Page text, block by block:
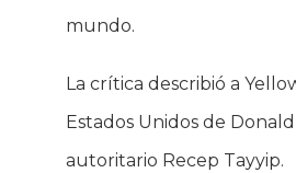
mundo.
La crítica describió a
Estados Unidos de
autoritario Recep Tayyip.